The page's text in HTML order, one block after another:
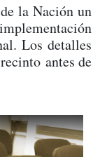
la Nación un
Los detalles
antes de